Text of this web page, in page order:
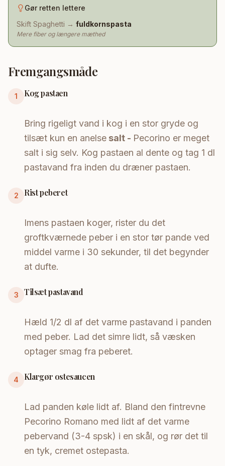
Gør retten lettere
Skift Spaghetti → fuldkornspasta
Mere fiber og længere mæthed
Fremgangsmåde
1 Kog pastaen
Bring rigeligt vand i kog i en stor gryde og
tilsæt kun en anelse salt - Pecorino er meget
salt i sig selv. Kog pastaen al dente og tag 1 dl
pastavand fra inden du dræner pastaen.
2 Rist peberet
Imens pastaen koger, rister du det
groftkværnede peber i en stor tør pande ved
middel varme i 30 sekunder, til det begynder
at dufte.
3 Tilsæt pastavand
Hæld 1/2 dl af det varme pastavand i panden
med peber. Lad det simre lidt, så væsken
optager smag fra peberet.
4 Klargør ostesaucen
Lad panden køle lidt af. Bland den fintrevne
Pecorino Romano med lidt af det varme
pebervand (3-4 spsk) i en skål, og rør det til
en tyk, cremet ostepasta.